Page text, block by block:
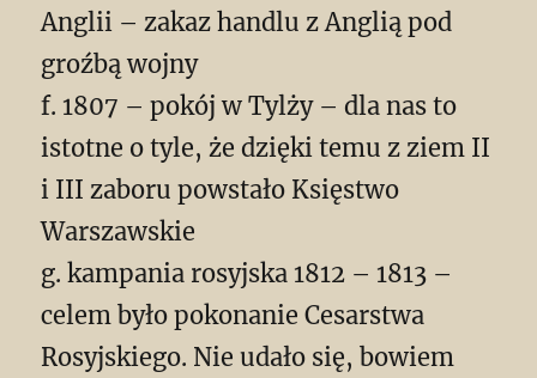
Anglii – zakaz handlu z Anglią pod
groźbą wojny
f. 1807 – pokój w Tylży – dla nas to
istotne o tyle, że dzięki temu z ziem II
i III zaboru powstało Księstwo
Warszawskie
g. kampania rosyjska 1812 – 1813 –
celem było pokonanie Cesarstwa
Rosyjskiego. Nie udało się, bowiem